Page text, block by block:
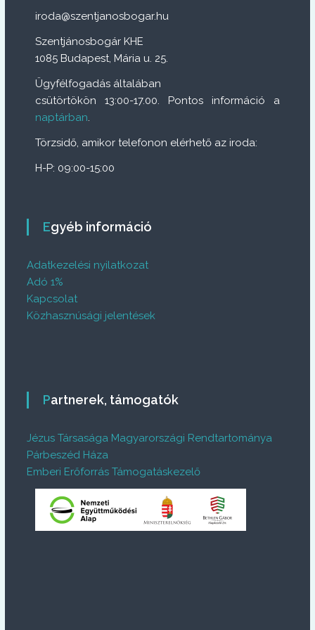
iroda@szentjanosbogar.hu
Szentjánosbogár KHE
1085 Budapest, Mária u. 25.
Ügyfélfogadás általában
csütörtökön 13:00-17.00. Pontos információ a
naptárban
Törzsidő, amikor telefonon elérhető az iroda:
H-P: 09:00-15:00
Egyéb információ
Adatkezelési nyilatkozat
Adó 1%
Kapcsolat
Közhasznúsági jelentések
Partnerek, támogatók
Jézus Társasága Magyarországi Rendtartománya
Párbeszéd Háza
Emberi Erőforrás Támogatáskezelő